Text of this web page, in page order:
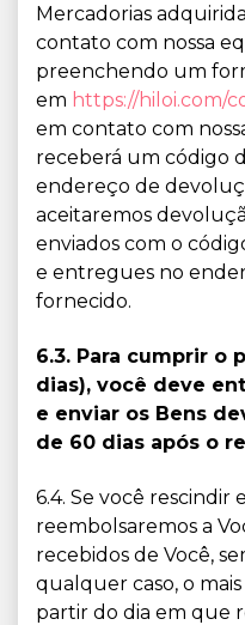
Mercadorias
contato com nossa
preenchendo um
em https://hiloi.com/
em contato com
receberá um código
endereço de
aceitaremos
enviados com o
e entregues no
fornecido.
6.3. Para cumprir o
dias), você deve
e enviar os Bens
de 60 dias após o
6.4. Se você rescindir
reembolsaremos a
recebidos de Você,
qualquer caso, o
partir do dia em que